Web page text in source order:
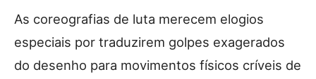
As coreografias de luta merecem elogios
especiais por traduzirem golpes exagerados
do desenho para movimentos físicos críveis de